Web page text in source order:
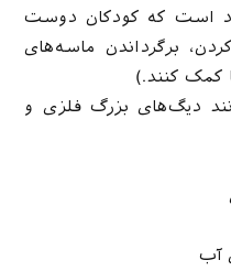
است که کودکان دوست
برگرداندن ماسه‌های
کمک کنند.)
دیگ‌های بزرگ فلزی و
آب